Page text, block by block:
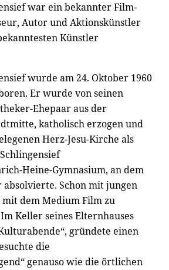
war ein bekannter Film-
Autor und Aktionskünstler
Künstler
wurde am 24. Oktober 1960
Er wurde von seinen
Ehepaar aus der
katholisch erzogen und
Herz-Jesu-Kirche als
Heine-Gymnasium, an dem
absolvierte. Schon mit jungen
mit dem Medium Film zu
Keller seines Elternhauses
gründete einen
die
genauso wie die örtlichen